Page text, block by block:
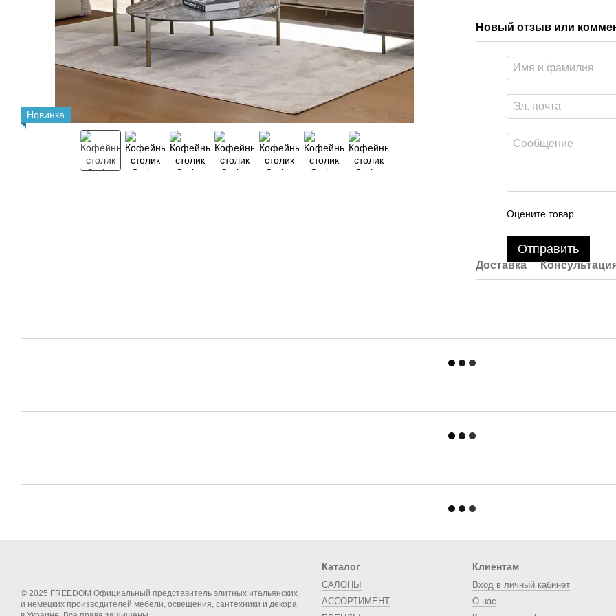
Новинка
Новый отзыв или
Оцените товар
Отправить
Доставка
© 2025 FREEDOM Официальный представитель элитных итальянских
и немецких производителей мебели, освещения, сантехники и декора
Каталог
САЛОНЫ
АССОРТИМЕНТ
Клиентам
Вход в личный кабинет
О нас